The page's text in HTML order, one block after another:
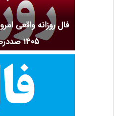
۱۴۰۵ صددرصد درست